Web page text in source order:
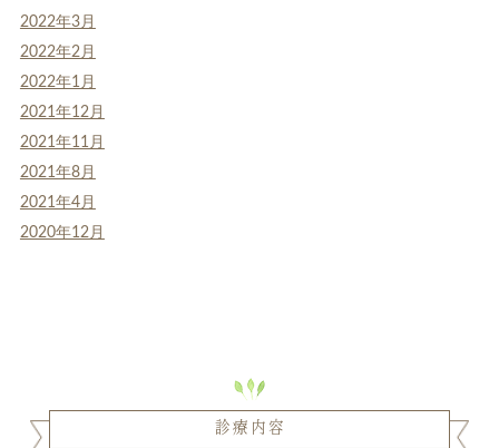
2022年3月
2022年2月
2022年1月
2021年12月
2021年11月
2021年8月
2021年4月
2020年12月
診療内容